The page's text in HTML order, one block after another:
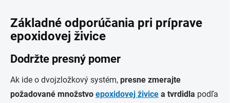
Základné odporúčania pri príprave
epoxidovej živice
Dodržte presný pomer
Ak ide o dvojzložkový systém, presne zmerajte
požadované množstvo epoxidovej živice a tvrdidla podľa